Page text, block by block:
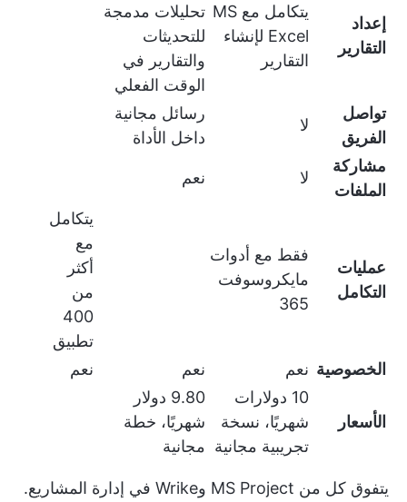
إعداد
التقارير
يتكامل مع MS
Excel لإنشاء
التقارير
تحليلات مدمجة
للتحديثات
والتقارير في
الوقت الفعلي
تواصل
الفريق
لا
رسائل مجانية
داخل الأداة
مشاركة
الملفات
لا نعم
عمليات
التكامل
فقط مع أدوات
مايكروسوفت
365
يتكامل
مع
أكثر
من
400
تطبيق
الخصوصية نعم نعم نعم
الأسعار
10 دولارات
شهريًا، نسخة
تجريبية مجانية
9.80 دولار
شهريًا، خطة
مجانية
يتفوق كل من MS Project وWrike في إدارة المشاريع.